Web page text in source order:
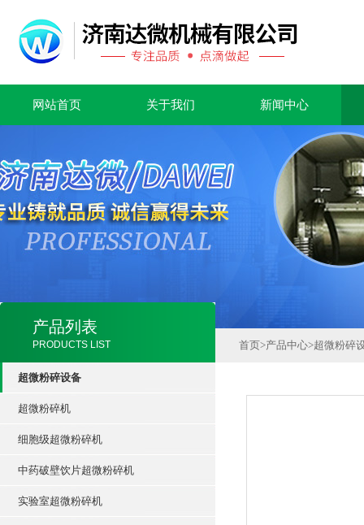
网站首页 关于我们 新闻中心
产品列表
PRODUCTS LIST
超微粉碎设备
超微粉碎机
细胞级超微粉碎机
中药破壁饮片超微粉碎机
实验室超微粉碎机
首页>产品中心>超微粉碎